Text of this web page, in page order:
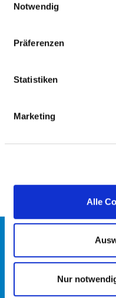
Notwendig
Präferenzen
Statistiken
Marketing
Alle
Nur
DHZC - KLINIK
CVK
OUT-PATIENT
SERVICE
DATA PROTECTION